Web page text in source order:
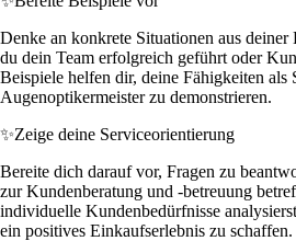
Denke an konkrete Situationen aus
du dein Team erfolgreich geführt oder
Beispiele helfen dir, deine Fähigkeiten als
Augenoptikermeister zu demonstrieren.
✨Zeige deine Serviceorientierung
Bereite dich darauf vor, Fragen zu
zur Kundenberatung und -betreuung
individuelle Kundenbedürfnisse
ein positives Einkaufserlebnis zu schaffen.